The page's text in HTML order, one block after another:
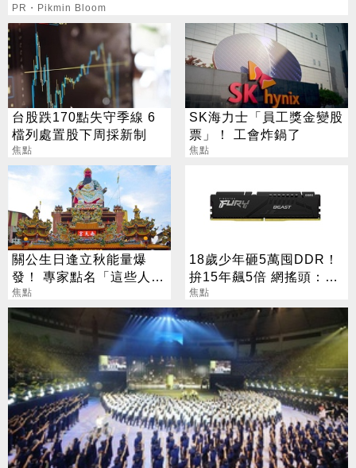
PR・Pikmin Bloom
台股跌170點失守季線 6
檔列處置股下周採新制
焦點
SK海力士「員工獎金變股
票」！ 工會炸鍋了
焦點
關公生日逢立秋能量爆
發！ 專家點名「這些人」
別亂拜
焦點
18歲少年砸5萬囤DDR！
拚15年飆5倍 網搖頭：會
報廢
焦點